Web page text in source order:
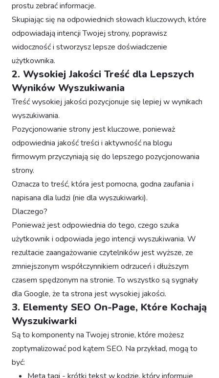
prostu zebrać informacje.
Skupiając się na odpowiednich słowach kluczowych, które
odpowiadają intencji Twojej strony, poprawisz
widoczność i stworzysz lepsze doświadczenie
użytkownika.
2. Wysokiej Jakości Treść dla Lepszych
Wyników Wyszukiwania
Treść wysokiej jakości pozycjonuje się lepiej w wynikach
wyszukiwania.
Pozycjonowanie strony jest kluczowe, ponieważ
odpowiednia jakość treści i aktywność na blogu
firmowym przyczyniają się do lepszego pozycjonowania
strony.
Oznacza to treść, która jest pomocna, godna zaufania i
napisana dla ludzi (nie dla wyszukiwarki).
Dlaczego?
Ponieważ jest odpowiednia do tego, czego szuka
użytkownik i odpowiada jego intencji wyszukiwania. W
rezultacie zaangażowanie czytelników jest wyższe, ze
zmniejszonym współczynnikiem odrzuceń i dłuższym
czasem spędzonym na stronie. To wszystko są sygnały
dla Google, że ta strona jest wysokiej jakości.
3. Elementy SEO On-Page, Które Kochają
Wyszukiwarki
Są to komponenty na Twojej stronie, które możesz
zoptymalizować pod kątem SEO. Na przykład, mogą to
być: